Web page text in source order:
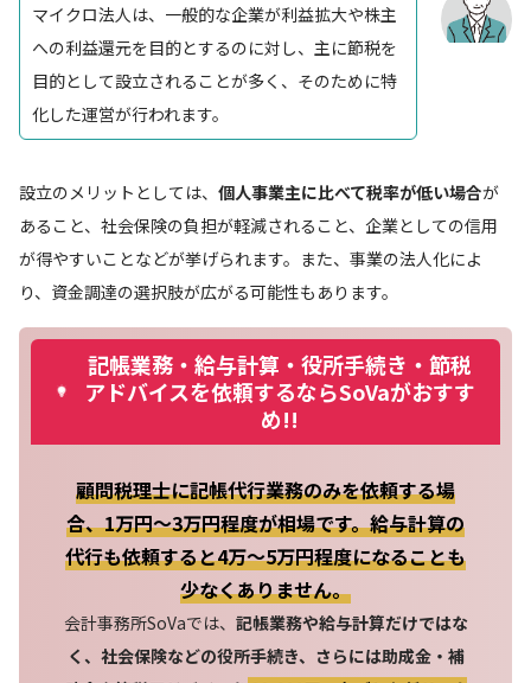
マイクロ法人は、一般的な企業が利益拡大や株主
への利益還元を目的とするのに対し、主に節税を
目的として設立されることが多く、そのために特
化した運営が行われます。
設立のメリットとしては、 個人事業主に比べて税率が低い場合が
あること、社会保険の負担が軽減されること、企業としての信用
が得やすいことなどが挙げられます。また、事業の法人化によ
り、資金調達の選択肢が広がる可能性もあります。
記帳業務・給与計算・役所手続き・節税
アドバイスを依頼するならSoVaがおすす
め!!
顧問税理士に記帳代行業務のみを依頼する場
合、1万円～3万円程度が相場です。給与計算の
代行も依頼すると4万～5万円程度になることも
少なくありません。
会計事務所SoVaでは、 記帳業務や給与計算だけではな
く、社会保険などの役所手続き、さらには助成金・補